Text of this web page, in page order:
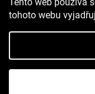
tohoto webu